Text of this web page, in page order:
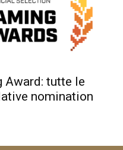
Award: tutte le
nomination